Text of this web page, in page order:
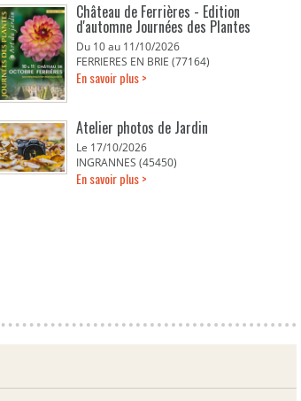
Château de Ferrières - Edition
d'automne Journées des Plantes
Du 10 au 11/10/2026
FERRIERES EN BRIE (77164)
En savoir plus >
Atelier photos de Jardin
Le 17/10/2026
INGRANNES (45450)
En savoir plus >